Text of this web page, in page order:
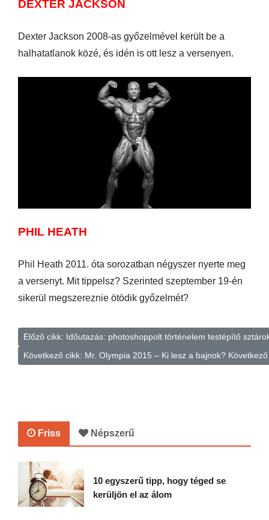
DEXTER JACKSON
Dexter Jackson 2008-as győzelmével került be a
halhatatlanok közé, és idén is ott lesz a versenyen.
PHIL HEATH
Phil Heath 2011. óta sorozatban négyszer nyerte meg
a versenyt. Mit tippelsz? Szerinted szeptember 19-én
sikerül megszereznie ötödik győzelmét?
Előző cikk: Időutazás: photoshoppolt történelem testépítő
Következő cikk: Mr. Olympia 2015 – Ki lesz a bajnok? Következő
Friss Népszerű
10 egyszerű tipp, hogy téged se
kerüljön el az álom